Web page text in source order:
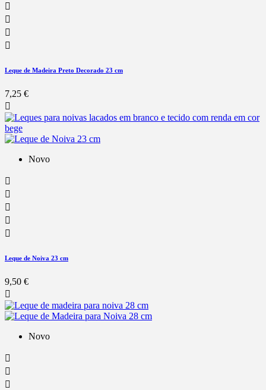




Leque de Madeira Preto Decorado 23 cm
7,25 €

Novo





Leque de Noiva 23 cm
9,50 €

Novo


